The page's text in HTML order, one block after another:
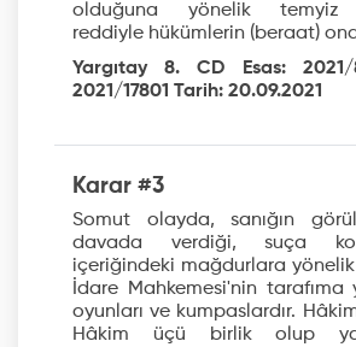
olduğuna yönelik temyiz
reddiyle hükümlerin (beraat)
Yargıtay 8. CD Esas:
2021/17801 Tarih: 20.09.2021
Karar #3
Somut olayda, sanığın
davada verdiği, suça
içeriğindeki mağdurlara yönelik
İdare Mahkemesi'nin tarafıma
oyunları ve kumpaslardır.
Hâkim üçü birlik olup